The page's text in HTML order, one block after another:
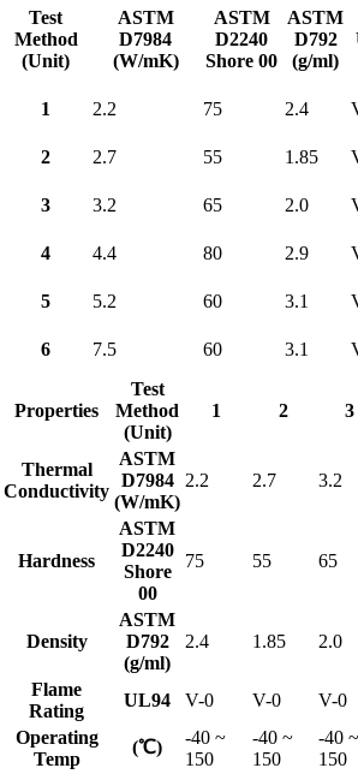
Test
Method
(Unit)
ASTM
D7984
(W/mK)
ASTM
D2240
Shore 00
ASTM
D792
(g/ml)
1 2.2 75 2.4
2 2.7 55 1.85
3 3.2 65 2.0
4 4.4 80 2.9
5 5.2 60 3.1
6 7.5 60 3.1
Properties
Test
Method
(Unit)
1 2 3
Thermal
Conductivity
ASTM
D7984
(W/mK)
2.2 2.7 3.2
Hardness
ASTM
D2240
Shore
00
75 55 65
Density
ASTM
D792
(g/ml)
2.4 1.85 2.0
Flame
Rating
UL94 V-0 V-0 V-0
Operating
Temp
(℃)
-40 ~
150
-40 ~
150
-40 ~
150